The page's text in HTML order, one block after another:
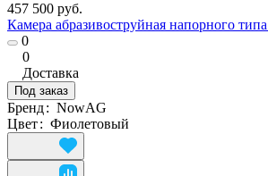
457 500 руб.
Камера абразивоструйная напорного
0
0
Доставка
Под заказ
Бренд: NowAG
Цвет: Фиолетовый